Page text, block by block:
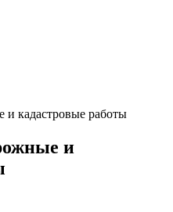
и кадастровые работы
и